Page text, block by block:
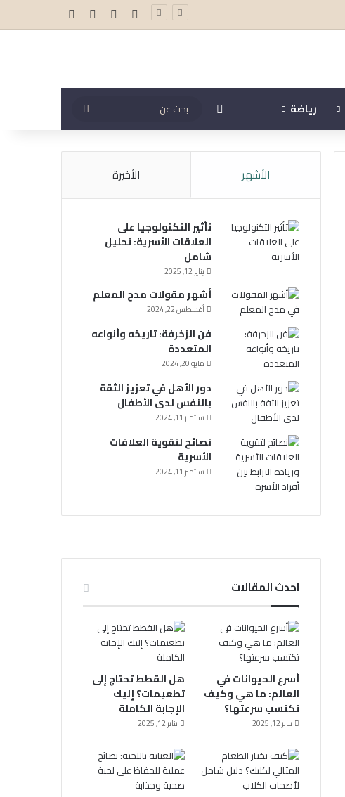
فيسبوك ‫YouTube
رياضة مقال عشوائي
عن
الأشهر الأخيرة
تأثير التكنولوجيا على
العلاقات الأسرية: تحليل
شامل
يناير 12, 2025
أشهر مقولات مدح المعلم
أغسطس 22, 2024
فن الزخرفة: تاريخه وأنواعه
المتعددة
مايو 20, 2024
دور الأهل في تعزيز الثقة
بالنفس لدى الأطفال
سبتمبر 11, 2024
نصائح لتقوية العلاقات
الأسرية
سبتمبر 11, 2024
احدث المقالات
أسرع الحيوانات في
العالم: ما هي وكيف
تكتسب سرعتها؟
يناير 12, 2025
هل القطط تحتاج إلى
تطعيمات؟ إليك
الإجابة الكاملة
يناير 12, 2025